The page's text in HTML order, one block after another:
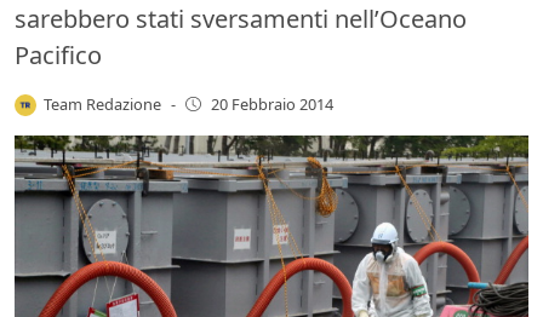
sarebbero stati sversamenti nell’Oceano
Pacifico
Team Redazione - 20 Febbraio 2014